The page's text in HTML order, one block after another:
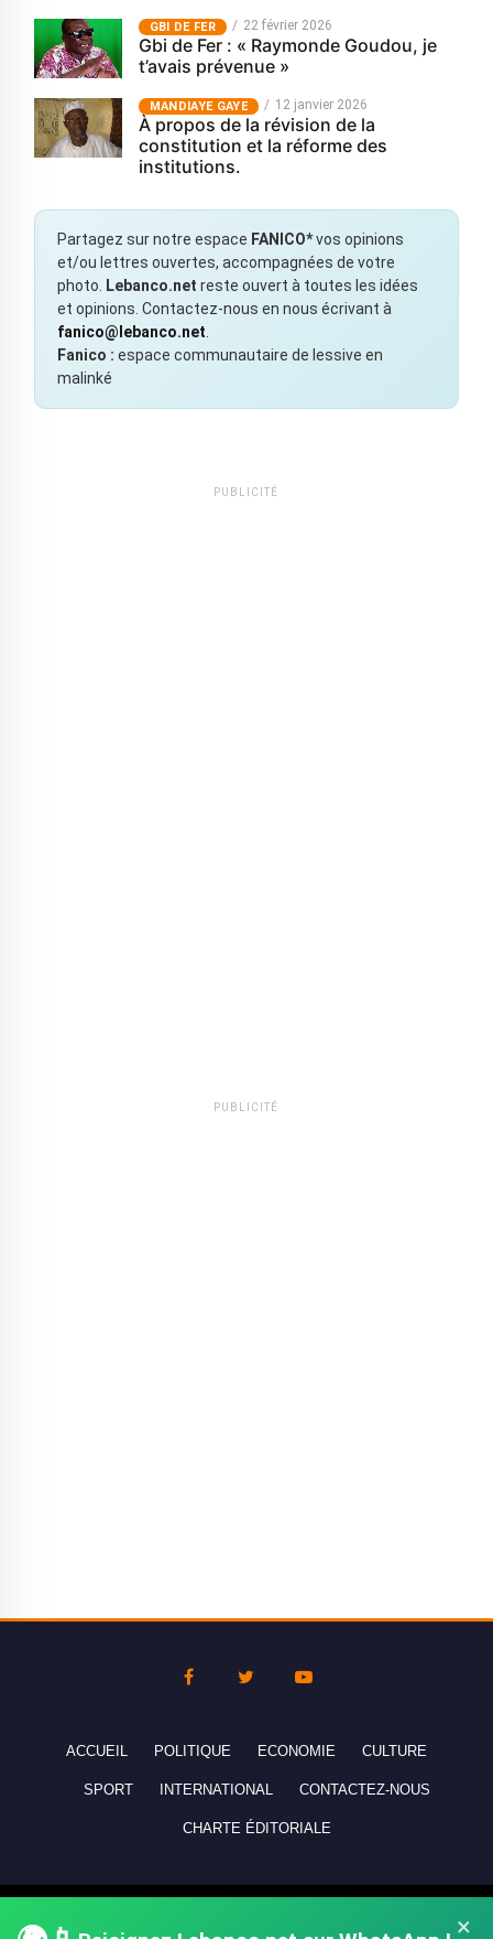
GBI DE FER 22 février 2026
Gbi de Fer : « Raymonde Goudou, je
t’avais prévenue »
MANDIAYE GAYE 12 janvier 2026
À propos de la révision de la
constitution et la réforme des
institutions.
Partagez sur notre espace FANICO*vos opinions
et/ou lettres ouvertes, accompagnées de votre
photo. Lebanco.net reste ouvert à toutes les idées
et opinions. Contactez-nous en nous écrivant à
fanico@lebanco.net.
Fanico : espace communautaire de lessive en
malinké
PUBLICITÉ
PUBLICITÉ
×
ACCUEIL POLITIQUE ECONOMIE CULTURE
SPORT INTERNATIONAL CONTACTEZ-NOUS
CHARTE ÉDITORIALE